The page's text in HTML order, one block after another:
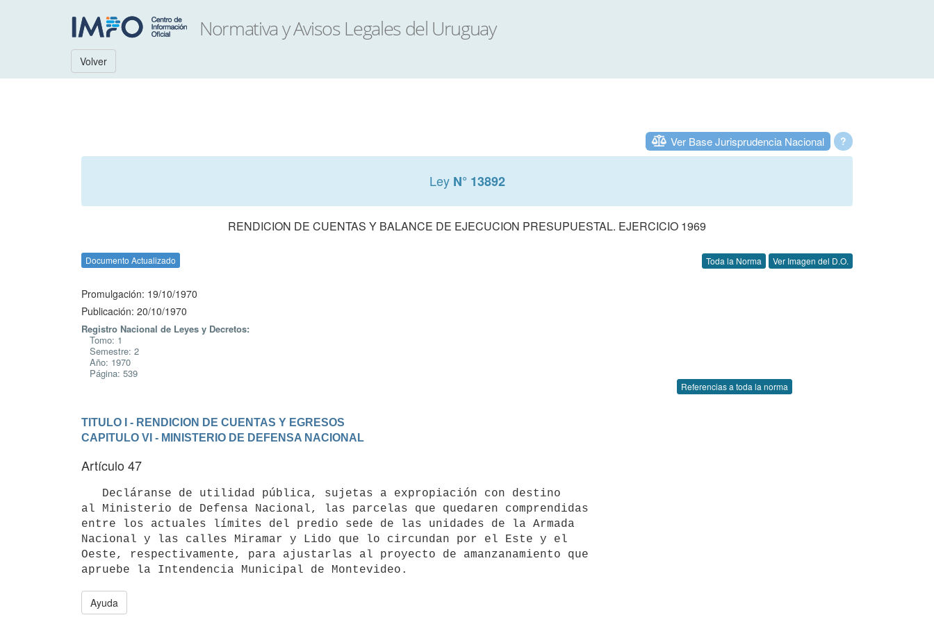
Volver
?
Ver Base Jurisprudencia Nacional
Ley N° 13892
RENDICION DE CUENTAS Y BALANCE DE EJECUCION PRESUPUESTAL. EJERCICIO 1969
Documento Actualizado Toda la Norma Ver Imagen del D.O.
Promulgación: 19/10/1970
Publicación: 20/10/1970
Registro Nacional de Leyes y Decretos:
Tomo: 1
Semestre: 2
Año: 1970
Página: 539
Referencias a toda la norma
TITULO I - RENDICION DE CUENTAS Y EGRESOS
CAPITULO VI - MINISTERIO DE DEFENSA NACIONAL
Artículo 47
al Ministerio de Defensa Nacional, las parcelas que quedaren comprendidas
entre los actuales límites del predio sede de las unidades de la Armada
Nacional y las calles Miramar y Lido que lo circundan por el Este y el
Oeste, respectivamente, para ajustarlas al proyecto de amanzanamiento que
Ayuda